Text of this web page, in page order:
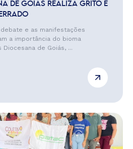
DE GOIÁS REALIZA GRITO E
e as manifestações
a importância do bioma
de Goiás, ...